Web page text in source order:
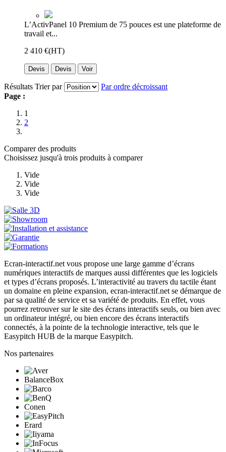
L’ActivPanel 10 Premium de 75 pouces est une plateforme de
travail et...
2 410 €(HT)
Devis Devis Voir
Résultats Trier par
Par ordre décroissant
Page :
1
2
Comparer des produits
Choisissez jusqu'à trois produits à comparer
Vide
Vide
Vide
Ecran-interactif.net vous propose une large gamme d’écrans
numériques interactifs de marques aussi différentes que les logiciels
et types d’écrans proposés. L’interactivité au travers du tactile étant
un domaine en pleine expansion, ecran-interactif.net se démarque de
par sa qualité de service et sa variété de produits. En effet, vous
pourrez retrouver sur le site des écrans interactifs seuls, ou bien avec
un ordinateur intégré, ou bien encore des écrans interactifs
connectés, à la pointe de la technologie interactive, tels que le
Easypitch HUB de la marque Easypitch.
Nos partenaires
BalanceBox
Conen
Erard